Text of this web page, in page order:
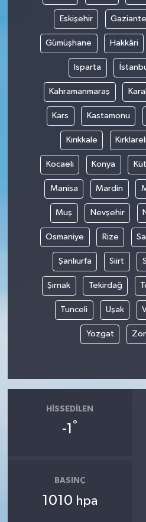
Eskişehir
Gümüşhane Hakkâri
Isparta
Kahramanmaraş
Kars Kastamonu
Kırıkkale
Kocaeli Konya
Manisa Mardin
Muş Nevşehir
Osmaniye Rize
Şanlıurfa Siirt
Şırnak Tekirdağ
Tunceli Uşak
Yozgat
HISSEDILEN
-1 °
BASINÇ
1010 hpa